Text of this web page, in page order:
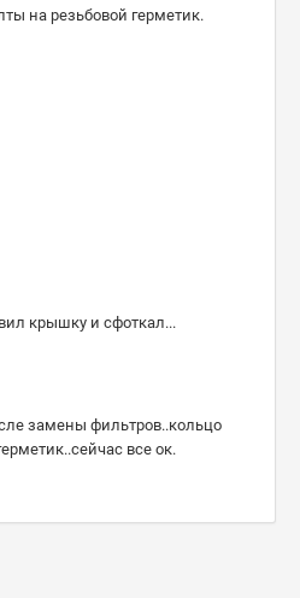
на резьбовой герметик.
крышку и сфоткал...
замены фильтров..кольцо
все ок.